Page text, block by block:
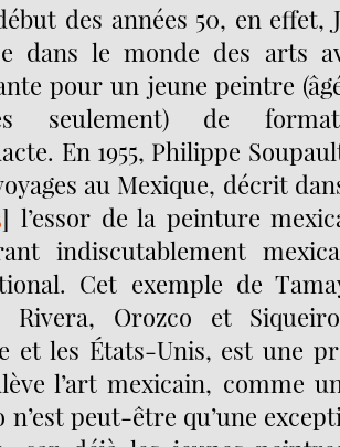
des années 50, en effet,
dans le monde des arts
pour un jeune peintre
seulement) de
En 1955, Philippe
au Mexique, décrit
] l’essor de la peinture
indiscutablement
Cet exemple de
Rivera, Orozco et
et les États-Unis, est une
l’art mexicain, comme
n’est peut-être qu’une